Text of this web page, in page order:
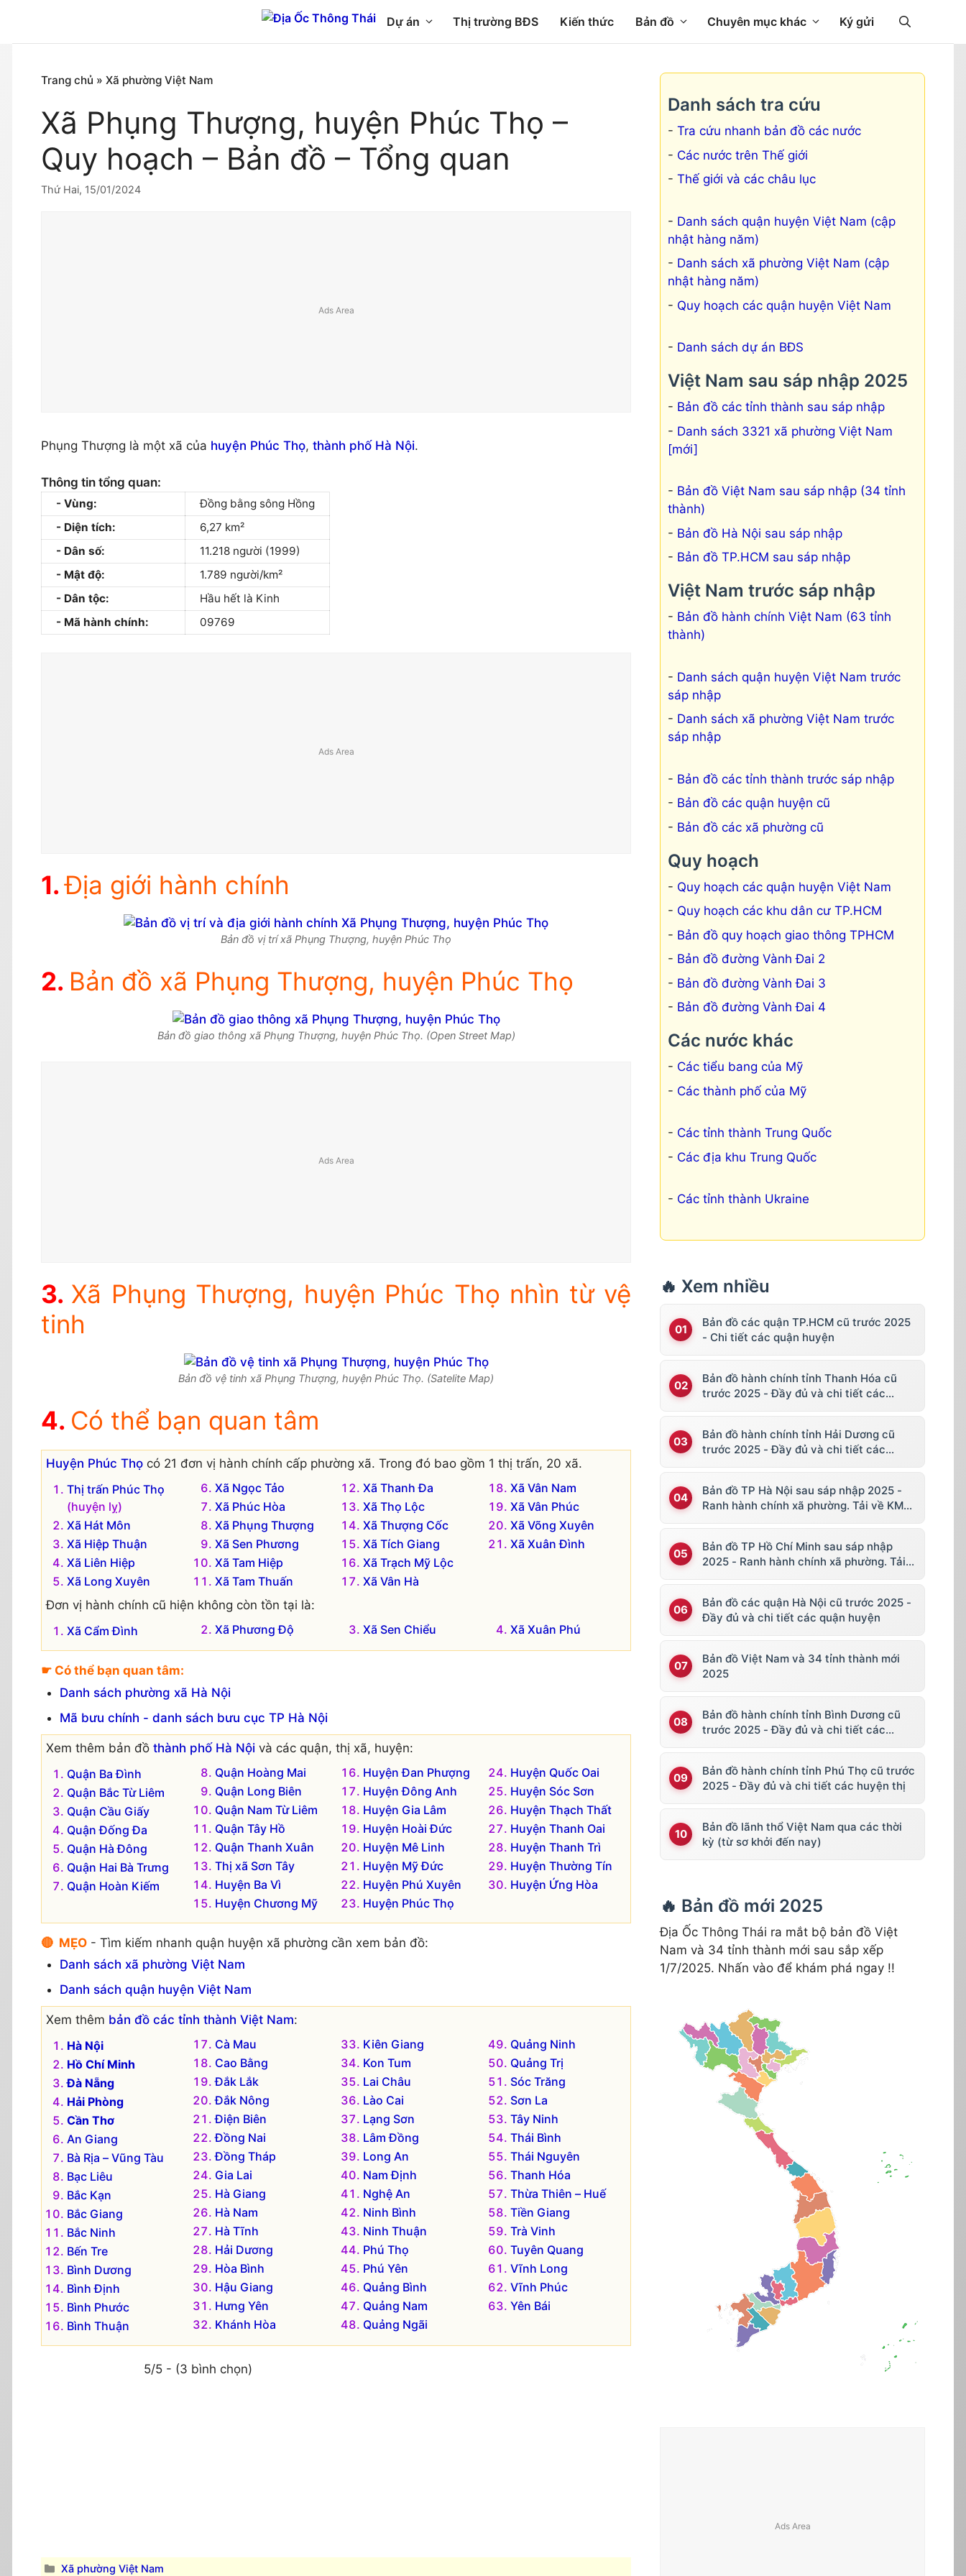
nội
Dự án Thị trường BĐS Kiến thức Bản đồ Chuyên mục khác Ký gửi
Trang chủ » Xã phường Việt Nam
Xã Phụng Thượng, huyện Phúc Thọ –
Quy hoạch – Bản đồ – Tổng quan
Thứ Hai, 15/01/2024
Phụng Thượng là một xã của huyện Phúc Thọ, thành phố Hà Nội.
Thông tin tổng quan:
Vùng:
Đồng bằng sông Hồng
Diện tích:
6,27 km²
Dân số:
11.218 người (1999)
Mật độ:
1.789 người/km²
Dân tộc:
Hầu hết là Kinh
Mã hành chính:
09769
Địa giới hành chính
Bản đồ vị trí xã Phụng Thượng, huyện Phúc Thọ
Bản đồ xã Phụng Thượng, huyện Phúc Thọ
Bản đồ giao thông xã Phụng Thượng, huyện Phúc Thọ. (Open Street Map)
Xã Phụng Thượng, huyện Phúc Thọ nhìn từ vệ
tinh
Bản đồ vệ tinh xã Phụng Thượng, huyện Phúc Thọ. (Satelite Map)
Có thể bạn quan tâm
Huyện Phúc Thọ có 21 đơn vị hành chính cấp phường xã. Trong đó bao gồm 1 thị trấn, 20 xã.
Thị trấn Phúc Thọ
(huyện lỵ)
Xã Hát Môn
Xã Hiệp Thuận
Xã Liên Hiệp
Xã Long Xuyên
Xã Ngọc Tảo
Xã Phúc Hòa
Xã Phụng Thượng
Xã Sen Phương
Xã Tam Hiệp
Xã Tam Thuấn
Xã Thanh Đa
Xã Thọ Lộc
Xã Thượng Cốc
Xã Tích Giang
Xã Trạch Mỹ Lộc
Xã Vân Hà
Xã Vân Nam
Xã Vân Phúc
Xã Võng Xuyên
Xã Xuân Đình
Đơn vị hành chính cũ hiện không còn tồn tại là:
Xã Cẩm Đình
Xã Phương Độ Xã Sen Chiểu Xã Xuân Phú
☛ Có thể bạn quan tâm:
Danh sách phường xã Hà Nội
Mã bưu chính - danh sách bưu cục TP Hà Nội
Xem thêm bản đồ thành phố Hà Nội và các quận, thị xã, huyện:
Quận Ba Đình
Quận Bắc Từ Liêm
Quận Cầu Giấy
Quận Đống Đa
Quận Hà Đông
Quận Hai Bà Trưng
Quận Hoàn Kiếm
Quận Hoàng Mai
Quận Long Biên
Quận Nam Từ Liêm
Quận Tây Hồ
Quận Thanh Xuân
Thị xã Sơn Tây
Huyện Ba Vì
Huyện Chương Mỹ
Huyện Đan Phượng
Huyện Đông Anh
Huyện Gia Lâm
Huyện Hoài Đức
Huyện Mê Linh
Huyện Mỹ Đức
Huyện Phú Xuyên
Huyện Phúc Thọ
Huyện Quốc Oai
Huyện Sóc Sơn
Huyện Thạch Thất
Huyện Thanh Oai
Huyện Thanh Trì
Huyện Thường Tín
Huyện Ứng Hòa
🔴 MẸO - Tìm kiếm nhanh quận huyện xã phường cần xem bản đồ:
Danh sách xã phường Việt Nam
Danh sách quận huyện Việt Nam
Xem thêm bản đồ các tỉnh thành Việt Nam:
Hà Nội
Hồ Chí Minh
Đà Nẵng
Hải Phòng
Cần Thơ
An Giang
Bà Rịa – Vũng Tàu
Bạc Liêu
Bắc Kạn
Bắc Giang
Bắc Ninh
Bến Tre
Bình Dương
Bình Định
Bình Phước
Bình Thuận
Cà Mau
Cao Bằng
Đắk Lắk
Đắk Nông
Điện Biên
Đồng Nai
Đồng Tháp
Gia Lai
Hà Giang
Hà Nam
Hà Tĩnh
Hải Dương
Hòa Bình
Hậu Giang
Hưng Yên
Khánh Hòa
Kiên Giang
Kon Tum
Lai Châu
Lào Cai
Lạng Sơn
Lâm Đồng
Long An
Nam Định
Nghệ An
Ninh Bình
Ninh Thuận
Phú Thọ
Phú Yên
Quảng Bình
Quảng Nam
Quảng Ngãi
Quảng Ninh
Quảng Trị
Sóc Trăng
Sơn La
Tây Ninh
Thái Bình
Thái Nguyên
Thanh Hóa
Thừa Thiên – Huế
Tiền Giang
Trà Vinh
Tuyên Quang
Vĩnh Long
Vĩnh Phúc
Yên Bái
5/5 - (3 bình chọn)
Danh
Xã phường Việt Nam
Danh sách tra cứu
Tra cứu nhanh bản đồ các nước
Các nước trên Thế giới
Thế giới và các châu lục
Danh sách quận huyện Việt Nam (cập
nhật hàng năm)
Danh sách xã phường Việt Nam (cập
nhật hàng năm)
Quy hoạch các quận huyện Việt Nam
Danh sách dự án BĐS
Việt Nam sau sáp nhập 2025
Bản đồ các tỉnh thành sau sáp nhập
Danh sách 3321 xã phường Việt Nam
[mới]
Bản đồ Việt Nam sau sáp nhập (34 tỉnh
thành)
Bản đồ Hà Nội sau sáp nhập
Bản đồ TP.HCM sau sáp nhập
Việt Nam trước sáp nhập
Bản đồ hành chính Việt Nam (63 tỉnh
thành)
Danh sách quận huyện Việt Nam trước
sáp nhập
Danh sách xã phường Việt Nam trước
sáp nhập
Bản đồ các tỉnh thành trước sáp nhập
Bản đồ các quận huyện cũ
Bản đồ các xã phường cũ
Quy hoạch
Quy hoạch các quận huyện Việt Nam
Quy hoạch các khu dân cư TP.HCM
Bản đồ quy hoạch giao thông TPHCM
Bản đồ đường Vành Đai 2
Bản đồ đường Vành Đai 3
Bản đồ đường Vành Đai 4
Các nước khác
Các tiểu bang của Mỹ
Các thành phố của Mỹ
Các tỉnh thành Trung Quốc
Các địa khu Trung Quốc
Các tỉnh thành Ukraine
🔥 Xem nhiều
Bản đồ các quận TP.HCM cũ trước 2025
- Chi tiết các quận huyện
Bản đồ hành chính tỉnh Thanh Hóa cũ
trước 2025 - Đầy đủ và chi tiết các
Bản đồ hành chính tỉnh Hải Dương cũ
trước 2025 - Đầy đủ và chi tiết các
Bản đồ TP Hà Nội sau sáp nhập 2025 -
Ranh hành chính xã phường. Tải về KML,
Bản đồ TP Hồ Chí Minh sau sáp nhập
2025 - Ranh hành chính xã phường. Tải
Bản đồ các quận Hà Nội cũ trước 2025 -
Đầy đủ và chi tiết các quận huyện
Bản đồ Việt Nam và 34 tỉnh thành mới
2025
Bản đồ hành chính tỉnh Bình Dương cũ
trước 2025 - Đầy đủ và chi tiết các
Bản đồ hành chính tỉnh Phú Thọ cũ trước
2025 - Đầy đủ và chi tiết các huyện thị
Bản đồ lãnh thổ Việt Nam qua các thời
kỳ (từ sơ khởi đến nay)
🔥 Bản đồ mới 2025
Địa Ốc Thông Thái ra mắt bộ bản đồ Việt
Nam và 34 tỉnh thành mới sau sắp xếp
1/7/2025. Nhấn vào để khám phá ngay !!